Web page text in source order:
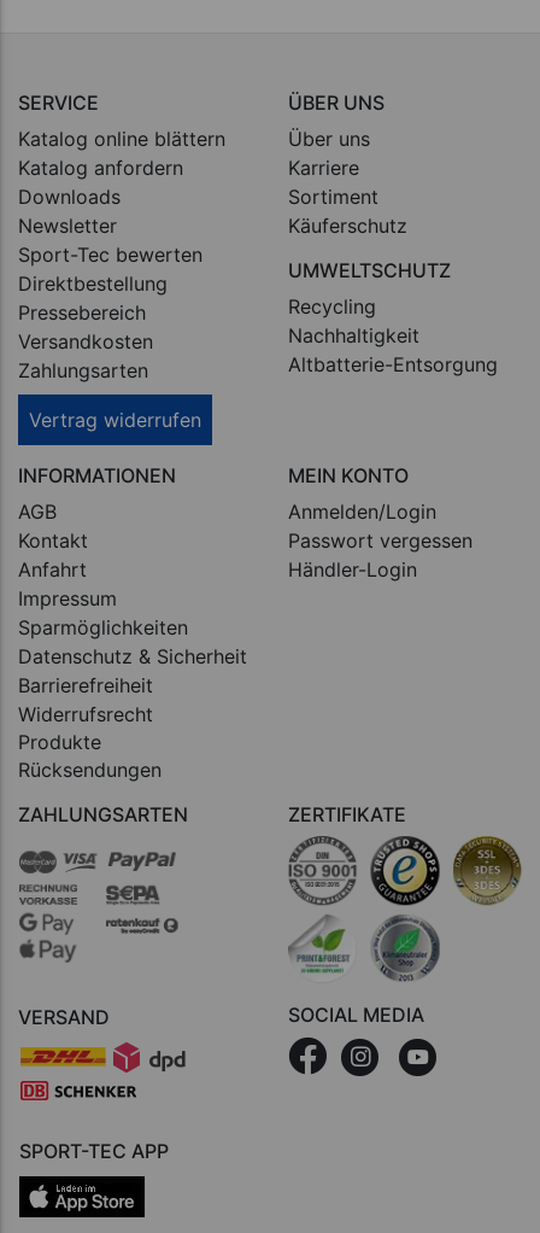
SERVICE
Katalog online blättern
Katalog anfordern
Downloads
Newsletter
Sport-Tec bewerten
Direktbestellung
Pressebereich
Versandkosten
Zahlungsarten
Vertrag widerrufen
ÜBER UNS
Über uns
Karriere
Sortiment
Käuferschutz
UMWELTSCHUTZ
Recycling
Nachhaltigkeit
Altbatterie-Entsorgung
INFORMATIONEN
AGB
Kontakt
Anfahrt
Impressum
Sparmöglichkeiten
Datenschutz & Sicherheit
Barrierefreiheit
Widerrufsrecht
Produkte
Rücksendungen
MEIN KONTO
Anmelden/Login
Passwort vergessen
Händler-Login
ZAHLUNGSARTEN
VERSAND
ZERTIFIKATE
SOCIAL MEDIA
SPORT-TEC APP